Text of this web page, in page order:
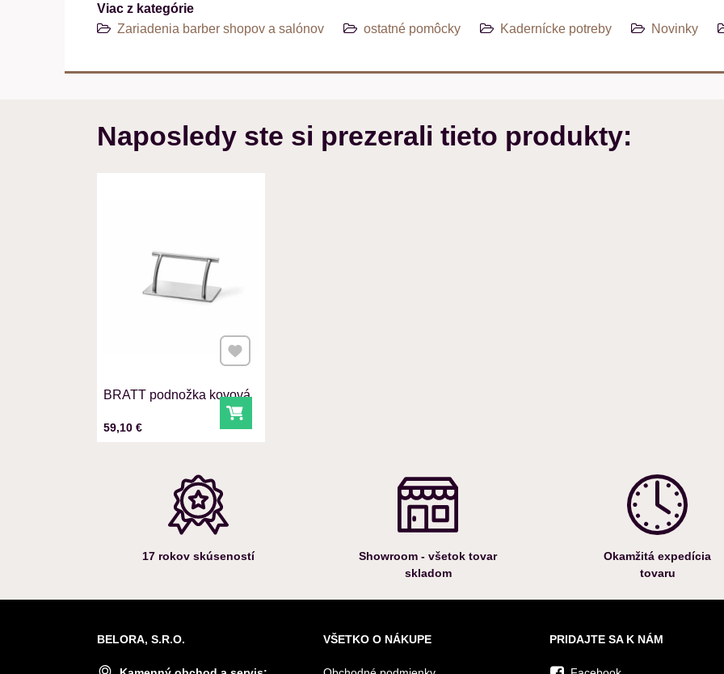
Viac z kategórie
Zariadenia barber shopov a salónov
ostatné pomôcky Kadernícke potreby Novinky
Naposledy ste si prezerali tieto produkty:
BRATT podnožka kovová
Cena s DPH
59,10 € Do košíka
Pridať k Obľúbeným
17 rokov skúseností
Showroom - všetok tovar
skladom
Okamžitá expedícia
tovaru
BELORA, S.R.O. VŠETKO O NÁKUPE PRIDAJTE SA K NÁM